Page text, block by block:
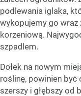
podlewania iglaka,
wykopujemy go wraz
korzeniową.
szpadlem.
Dołek na nowym
roślinę, powinien
szerszy i głębszy od